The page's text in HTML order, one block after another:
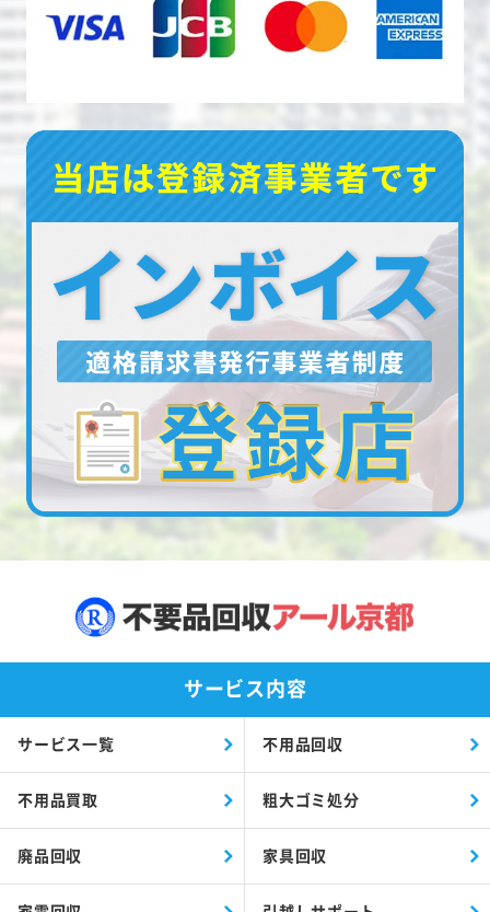
サービス内容
サービス一覧 不用品回収
不用品買取 粗大ゴミ処分
廃品回収 家具回収